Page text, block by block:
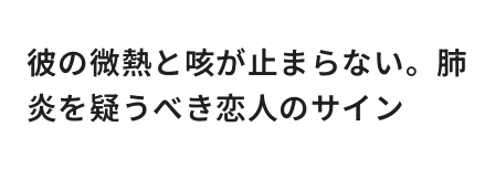
彼の微熱と咳が止まらない。肺
炎を疑うべき恋人のサイン